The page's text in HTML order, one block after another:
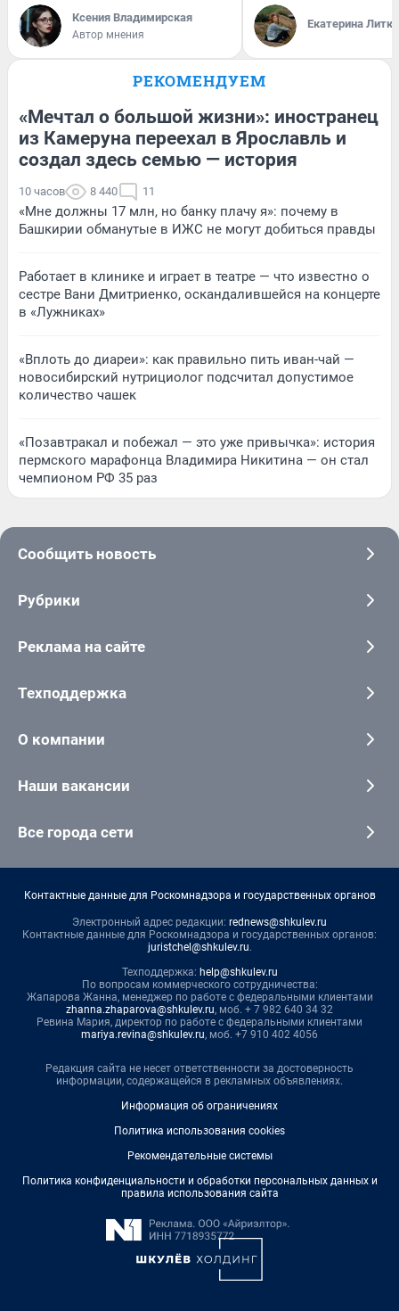
Ксения Владимирская
Автор мнения
Екатерина
РЕКОМЕНДУЕМ
«Мечтал о большой жизни»: иностранец
из Камеруна переехал в Ярославль и
создал здесь семью — история
10 часов 8 440 11
«Мне должны 17 млн, но банку плачу я»: почему в
Башкирии обманутые в ИЖС не могут добиться правды
Работает в клинике и играет в театре — что известно о
сестре Вани Дмитриенко, оскандалившейся на концерте
в «Лужниках»
«Вплоть до диареи»: как правильно пить иван-чай —
новосибирский нутрициолог подсчитал допустимое
количество чашек
«Позавтракал и побежал — это уже привычка»: история
пермского марафонца Владимира Никитина — он стал
чемпионом РФ 35 раз
Сообщить новость
Рубрики
Реклама на сайте
Техподдержка
О компании
Наши вакансии
Все города сети
Контактные данные для Роскомнадзора и государственных органов
Электронный адрес редакции: rednews@shkulev.ru
Контактные данные для Роскомнадзора и государственных органов:
juristchel@shkulev.ru.
Техподдержка: help@shkulev.ru
По вопросам коммерческого сотрудничества:
Жапарова Жанна, менеджер по работе с федеральными клиентами
zhanna.zhaparova@shkulev.ru, моб. + 7 982 640 34 32
Ревина Мария, директор по работе с федеральными клиентами
mariya.revina@shkulev.ru, моб. +7 910 402 4056
Редакция сайта не несет ответственности за достоверность
информации, содержащейся в рекламных объявлениях.
Информация об ограничениях
Политика использования cookies
Рекомендательные системы
Политика конфиденциальности и обработки персональных данных и
правила использования сайта